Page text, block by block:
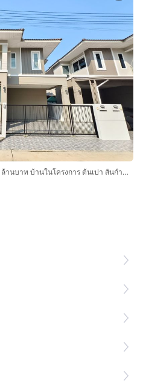
ขายบ้านใหม่ พร้อมเฟอร์นิเจอร์ 3.94 ล้านบาท บ้านในโครงการ ต้นเปา สันกำแพง เชียงใหม่